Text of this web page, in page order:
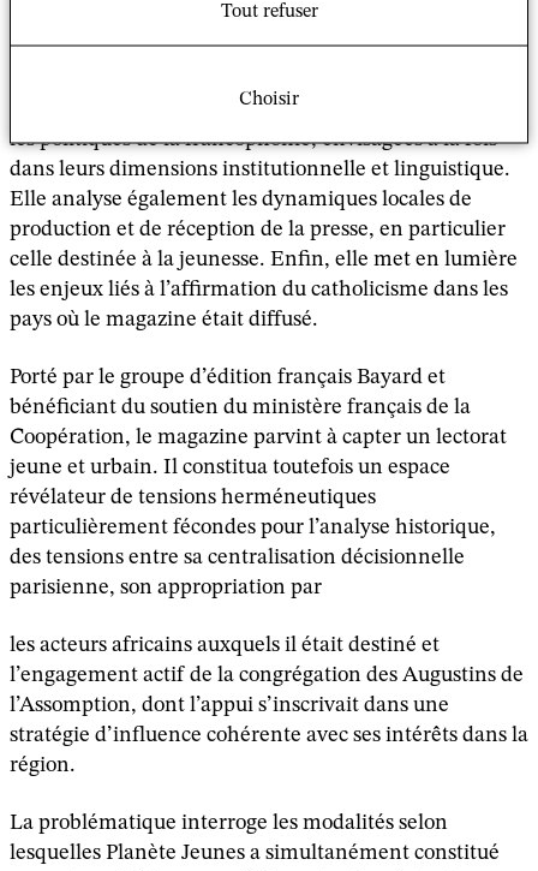
subsahariens, Planète Jeunes constitue un objet
médiatique au croisement des logiques éducatives,
s’intéresse aux interactions entre l’héritage colonial et
les politiques de la francophonie, envisagées à la fois
dans leurs dimensions institutionnelle et linguistique.
Elle analyse également les dynamiques locales de
production et de réception de la presse, en particulier
celle destinée à la jeunesse. Enfin, elle met en lumière
les enjeux liés à l’affirmation du catholicisme dans les
pays où le magazine était diffusé.
Porté par le groupe d’édition français Bayard et
bénéficiant du soutien du ministère français de la
Coopération, le magazine parvint à capter un lectorat
jeune et urbain. Il constitua toutefois un espace
révélateur de tensions herméneutiques
particulièrement fécondes pour l’analyse historique,
des tensions entre sa centralisation décisionnelle
parisienne, son appropriation par
les acteurs africains auxquels il était destiné et
l’engagement actif de la congrégation des Augustins de
l’Assomption, dont l’appui s’inscrivait dans une
stratégie d’influence cohérente avec ses intérêts dans la
région.
La problématique interroge les modalités selon
lesquelles Planète Jeunes a simultanément constitué
Tout refuser
Choisir